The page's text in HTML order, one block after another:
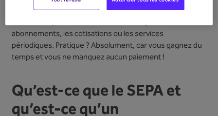
être basé sur une autorisation unique ou permanente.
Pensez aux paiements récurrents tels que les
abonnements, les cotisations ou les services
périodiques. Pratique ? Absolument, car vous gagnez du
temps et vous ne manquez aucun paiement !
Qu’est-ce que le SEPA et
qu’est-ce qu’un